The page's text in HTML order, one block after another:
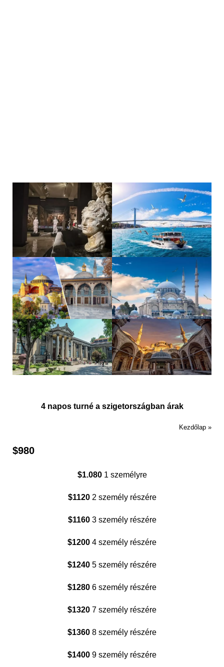
4 napos turné a szigetországban árak
Kezdőlap »
$980
$1.0801 személyre
$11202 személy részére
$11603 személy részére
$1200 4 személy részére
$1240 5 személy részére
$1280 6 személy részére
$1320 7 személy részére
$1360 8 személy részére
$1400 9 személy részére